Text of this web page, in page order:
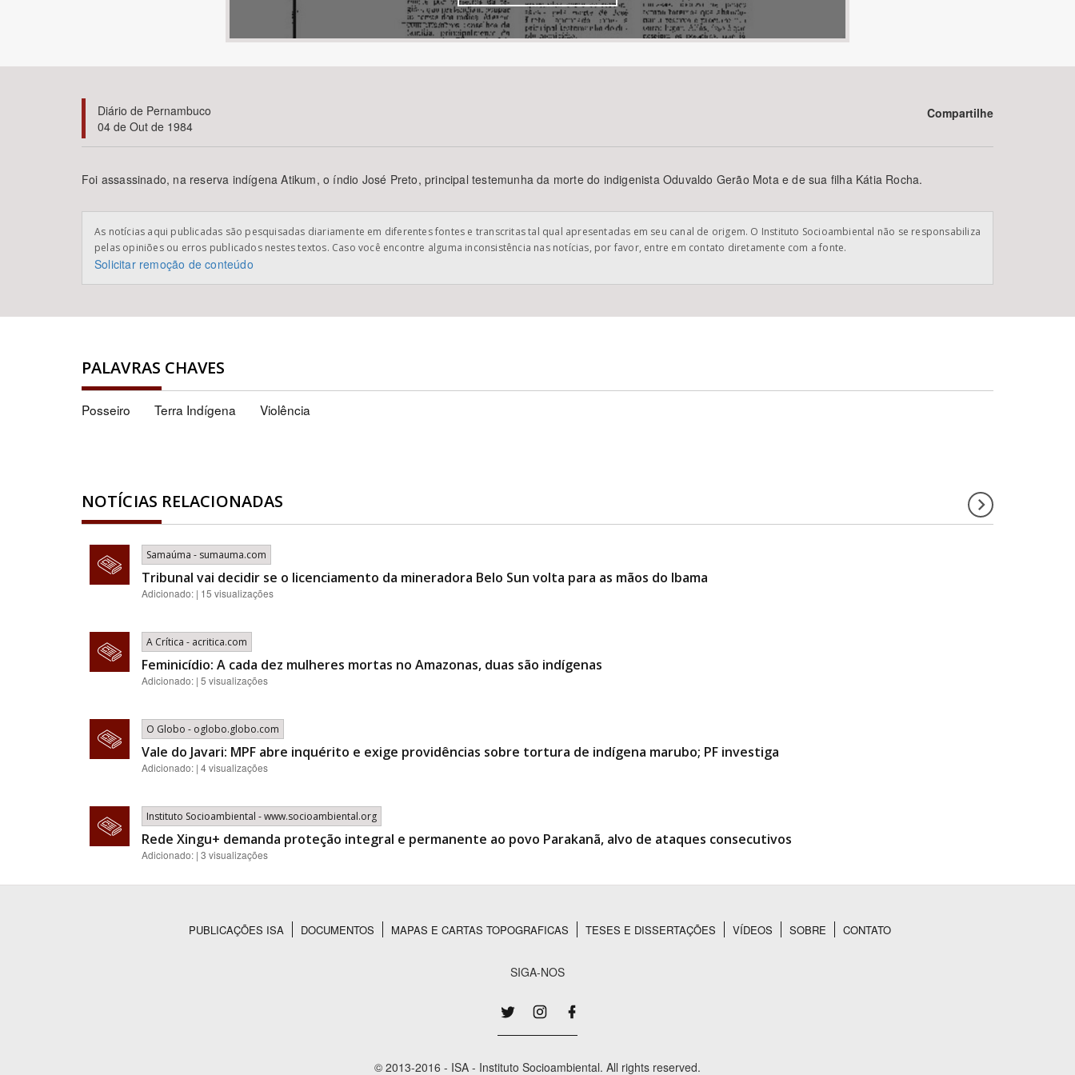
Diário de Pernambuco
04 de Out de 1984
Compartilhe
Foi assassinado, na reserva indígena Atikum, o índio José Preto, principal testemunha da morte do indigenista Oduvaldo Gerão Mota e de sua filha Kátia Rocha.
As notícias aqui publicadas são pesquisadas diariamente em diferentes fontes e transcritas tal qual apresentadas em seu canal de origem. O Instituto Socioambiental não se responsabiliza
pelas opiniões ou erros publicados nestes textos. Caso você encontre alguma inconsistência nas notícias, por favor, entre em contato diretamente com a fonte.
Solicitar remoção de conteúdo
PALAVRAS CHAVES
Posseiro Terra Indígena Violência
NOTÍCIAS RELACIONADAS
Samaúma - sumauma.com
Tribunal vai decidir se o licenciamento da mineradora Belo Sun volta para as mãos do Ibama
Adicionado: | 15 visualizações
A Crítica - acritica.com
Feminicídio: A cada dez mulheres mortas no Amazonas, duas são indígenas
Adicionado: | 5 visualizações
O Globo - oglobo.globo.com
Vale do Javari: MPF abre inquérito e exige providências sobre tortura de indígena marubo; PF investiga
Adicionado: | 4 visualizações
Instituto Socioambiental - www.socioambiental.org
Rede Xingu+ demanda proteção integral e permanente ao povo Parakanã, alvo de ataques consecutivos
Adicionado: | 3 visualizações
PUBLICAÇÕES ISA DOCUMENTOS MAPAS E CARTAS TOPOGRAFICAS TESES E DISSERTAÇÕES VÍDEOS SOBRE CONTATO
SIGA-NOS
© 2013-2016 - ISA - Instituto Socioambiental. All rights reserved.